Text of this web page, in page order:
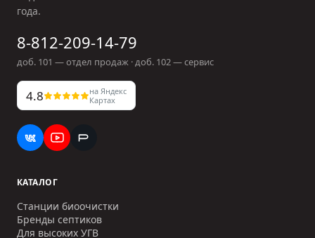
года.
8-812-209-14-79
доб. 101 — отдел продаж · доб. 102— сервис
4.8
на Яндекс
Картах
КАТАЛОГ
Станции биоочистки
Бренды септиков
Для высоких УГВ